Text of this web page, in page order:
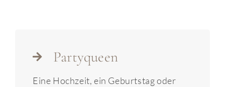
Partyqueen
Eine Hochzeit, ein Geburtstag oder